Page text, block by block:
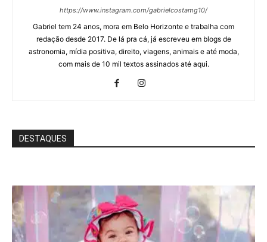
https://www.instagram.com/gabrielcostamg10/
Gabriel tem 24 anos, mora em Belo Horizonte e trabalha com
redação desde 2017. De lá pra cá, já escreveu em blogs de
astronomia, mídia positiva, direito, viagens, animais e até moda,
com mais de 10 mil textos assinados até aqui.
DESTAQUES